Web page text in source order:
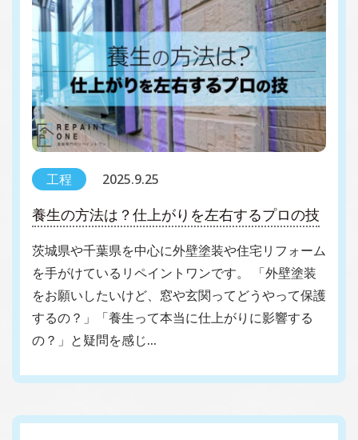
工程 2025.9.25
養生の方法は？仕上がりを左右するプロの技
茨城県や千葉県を中心に外壁塗装や住宅リフォーム
を手がけているリペイントワンです。 「外壁塗装
をお願いしたいけど、窓や玄関ってどうやって保護
するの？」「養生って本当に仕上がりに影響する
の？」と疑問を感じ…